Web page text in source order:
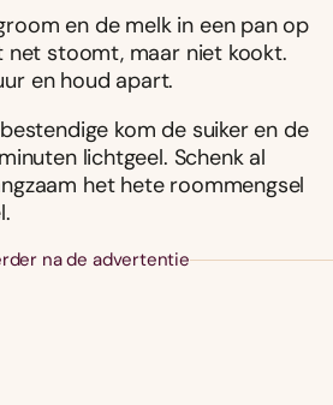
en de melk in een pan op
net stoomt, maar niet kookt.
en houd apart.
kom de suiker en de
lichtgeel. Schenk al
het hete roommengsel
na de advertentie